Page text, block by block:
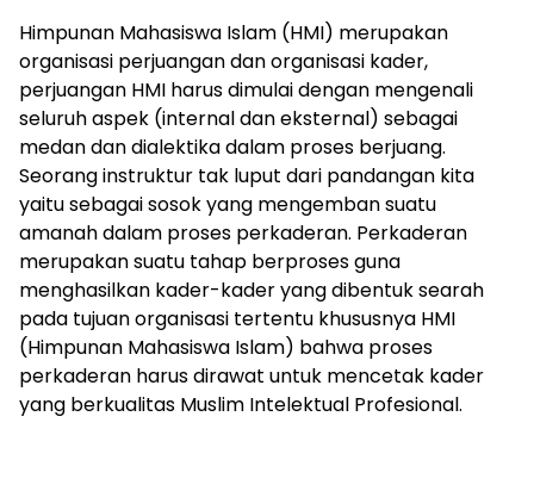
Himpunan Mahasiswa Islam (HMI) merupakan
organisasi perjuangan dan organisasi kader,
perjuangan HMI harus dimulai dengan mengenali
seluruh aspek (internal dan eksternal) sebagai
medan dan dialektika dalam proses berjuang.
Seorang instruktur tak luput dari pandangan kita
yaitu sebagai sosok yang mengemban suatu
amanah dalam proses perkaderan. Perkaderan
merupakan suatu tahap berproses guna
menghasilkan kader-kader yang dibentuk searah
pada tujuan organisasi tertentu khususnya HMI
(Himpunan Mahasiswa Islam) bahwa proses
perkaderan harus dirawat untuk mencetak kader
yang berkualitas Muslim Intelektual Profesional.